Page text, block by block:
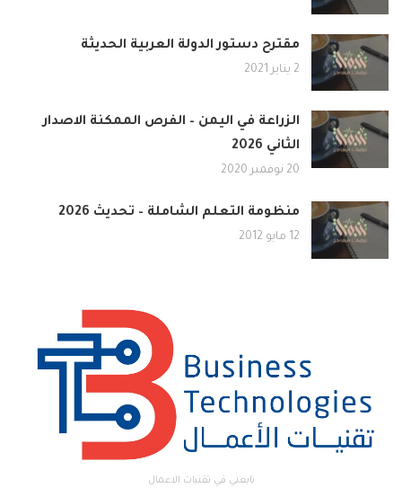
مقترح دستور الدولة العربية الحديثة
2 يناير 2021
الزراعة في اليمن – الفرص الممكنة الاصدار
الثاني 2026
20 نوفمبر 2020
منظومة التعلم الشاملة – تحديث 2026
12 مايو 2012
تابعني في تقنيات الاعمال